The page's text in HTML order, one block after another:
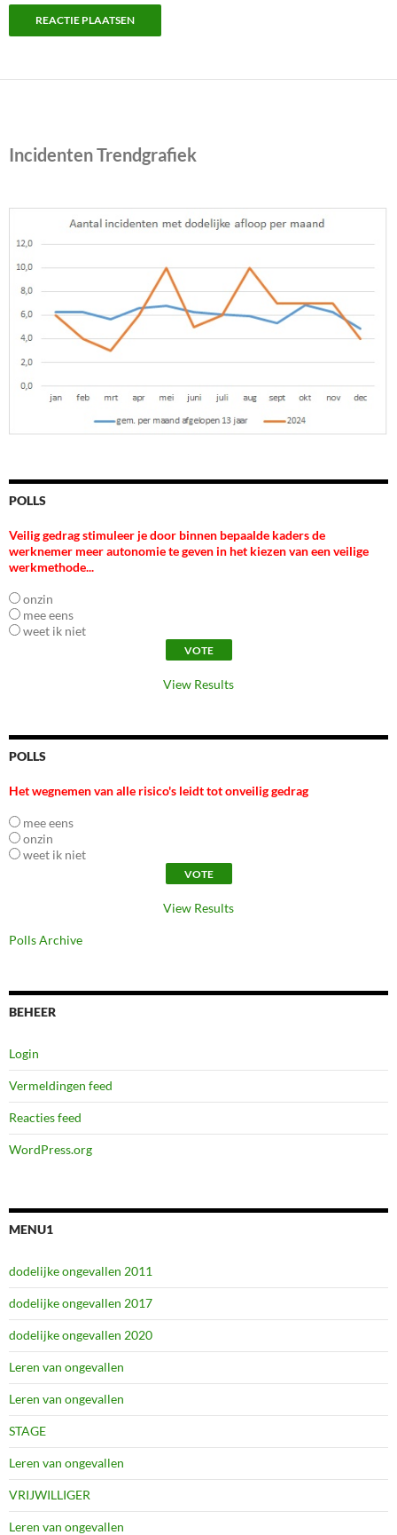
Incidenten Trendgrafiek
POLLS
Veilig gedrag stimuleer je door binnen bepaalde kaders de
werknemer meer autonomie te geven in het kiezen van een veilige
werkmethode...
onzin
mee eens
weet ik niet
View Results
POLLS
Het wegnemen van alle risico's leidt tot onveilig gedrag
mee eens
onzin
weet ik niet
View Results
Polls Archive
BEHEER
Login
Vermeldingen feed
Reacties feed
WordPress.org
MENU1
dodelijke ongevallen 2011
dodelijke ongevallen 2017
dodelijke ongevallen 2020
Leren van ongevallen
Leren van ongevallen
STAGE
Leren van ongevallen
VRIJWILLIGER
Leren van ongevallen